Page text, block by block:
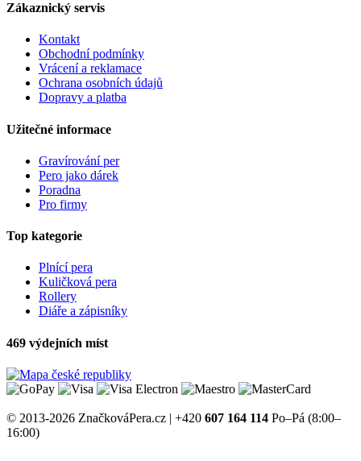
Zákaznický servis
Kontakt
Obchodní podmínky
Vrácení a reklamace
Ochrana osobních údajů
Dopravy a platba
Užitečné informace
Gravírování per
Pero jako dárek
Poradna
Pro firmy
Top kategorie
Plnící pera
Kuličková pera
Rollery
Diáře a zápisníky
469 výdejních míst
© 2013-2026 ZnačkováPera.cz | +420 607 164 114 Po–Pá (8:00–
16:00)